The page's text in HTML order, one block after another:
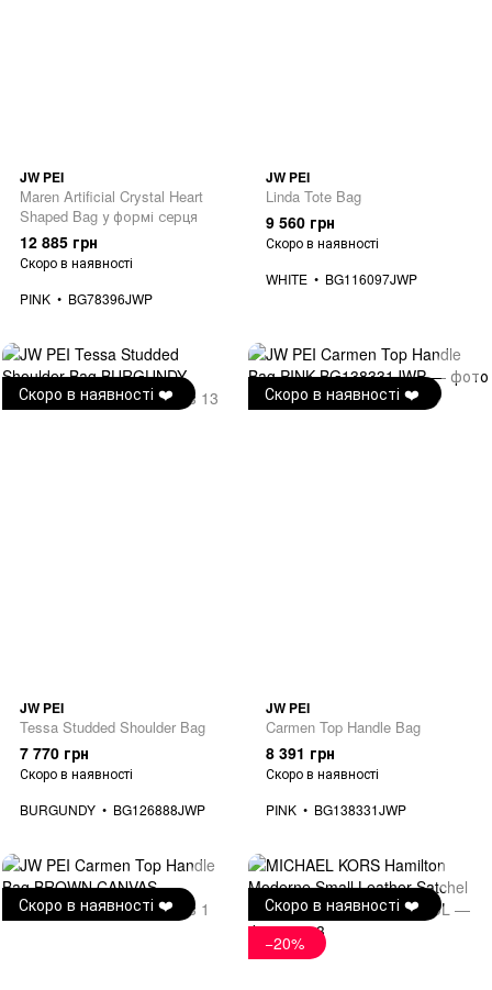
JW PEI
Maren Artificial Crystal Heart
Shaped Bag у формі серця
12 885 грн
Скоро в наявності
PINK
BG78396JWP
JW PEI
Linda Tote Bag
9 560 грн
Скоро в наявності
WHITE
BG116097JWP
Скоро в наявності ❤️
JW PEI
Tessa Studded Shoulder Bag
7 770 грн
Скоро в наявності
BURGUNDY
BG126888JWP
Скоро в наявності ❤️
JW PEI
Carmen Top Handle Bag
8 391 грн
Скоро в наявності
PINK
BG138331JWP
Скоро в наявності ❤️
Скоро в наявності ❤️
−20%